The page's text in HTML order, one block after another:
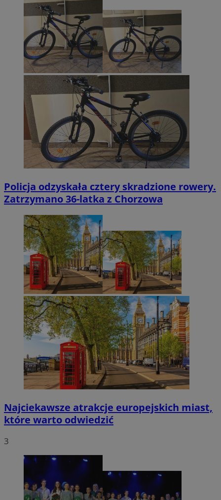
Policja odzyskała cztery skradzione rowery.
Zatrzymano 36-latka z Chorzowa
Najciekawsze atrakcje europejskich miast,
które warto odwiedzić
3